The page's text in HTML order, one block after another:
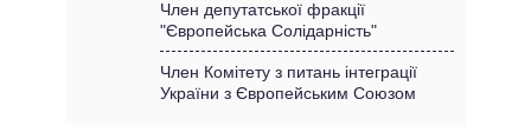
КАБІНЕТ МІНІСТРІВ
ГОЛОВИ ОБЛАДМІНІСТРАЦІЙ
МЕРИ МІСТ
ПІДТРИМАТИ
ПОРІВНЯННЯ ПОЛІТИКІВ
Член депутатської фракції
"Європейська Солідарність"
Член Комітету з питань інтеграції
України з Європейським Союзом